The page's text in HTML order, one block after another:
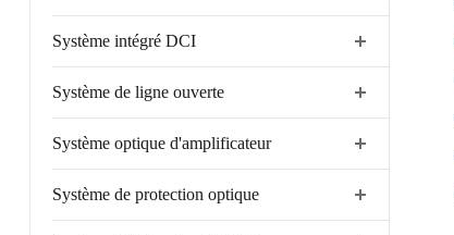
Système intégré DCI
Système de ligne ouverte
Système optique d'amplificateur
Système de protection optique